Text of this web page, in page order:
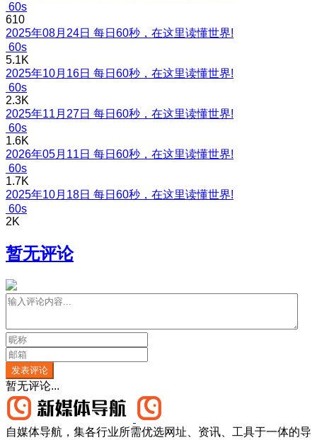
60s
610
2025年08月24日 每日60秒，在这里读懂世界!
60s
5.1K
2025年10月16日 每日60秒，在这里读懂世界!
60s
2.3K
2025年11月27日 每日60秒，在这里读懂世界!
60s
1.6K
2026年05月11日 每日60秒，在这里读懂世界!
60s
1.7K
2025年10月18日 每日60秒，在这里读懂世界!
60s
2K
暂无评论
发表评论
暂无评论...
自媒体导航，集各行业所需优选网址、资讯、工具于一体的导